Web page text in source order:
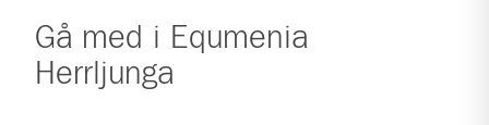
Gå med i Equmenia
Herrljunga